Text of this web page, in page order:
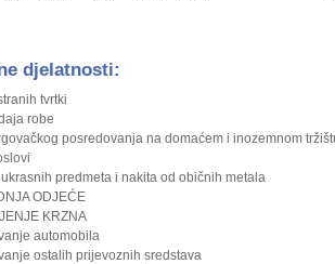
djelatnosti:
tvrtki
robe
posredovanja na domaćem i inozemnom
predmeta i nakita od običnih metala
ODJEĆE
KRZNA
automobila
ostalih prijevoznih sredstava